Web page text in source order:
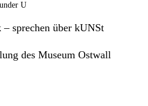
U
sprechen über kUNSt
des Museum Ostwall